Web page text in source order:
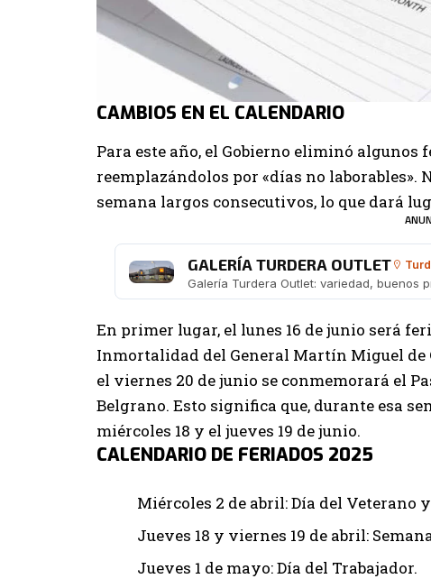
CAMBIOS EN EL CALENDARIO
Para este año, el Gobierno eliminó
reemplazándolos por «días no laborables».
semana largos consecutivos, lo que dará
GALERÍA TURDERA OUTLET
En primer lugar, el lunes 16 de junio será
Inmortalidad del General Martín Miguel de
el viernes 20 de junio se conmemorará el
Belgrano. Esto significa que, durante esa
miércoles 18 y el jueves 19 de junio.
CALENDARIO DE FERIADOS 2025
Miércoles 2 de abril: Día del Veterano
Jueves 18 y viernes 19 de abril:
Jueves 1 de mayo: Día del Trabajador.